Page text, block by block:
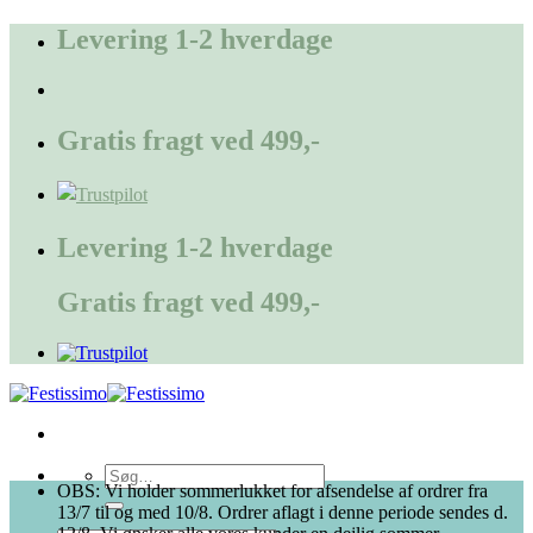
FortsætLevering 1-2 hverdage
Gratis fragt ved 499,-
Levering 1-2 hverdage
Gratis fragt ved 499,-
Søg
efter:
OBS: Vi holder sommerlukket for afsendelse af ordrer fra
13/7 til og med 10/8. Ordrer aflagt i denne periode sendes d.